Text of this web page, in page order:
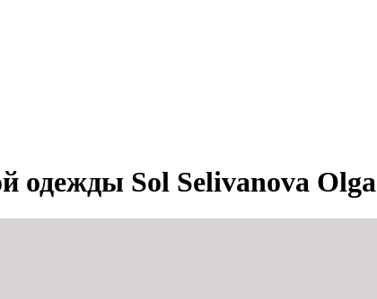
одежды Sol Selivanova Olga